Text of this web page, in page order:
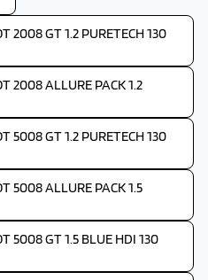
2008 GT 1.2 PURETECH 130
2008 ALLURE PACK 1.2
5008 GT 1.2 PURETECH 130
5008 ALLURE PACK 1.5
5008 GT 1.5 BLUE HDI 130